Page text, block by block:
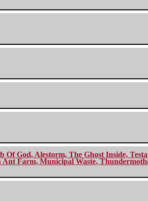
Of God, Alestorm, The Ghost Inside,
Farm, Municipal Waste,